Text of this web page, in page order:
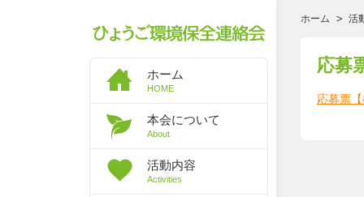
ホーム
HOME
本会について
About
活動内容
Activities
ホーム 活
応募
応募票